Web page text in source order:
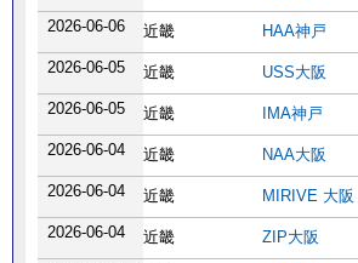
2026-06-06
近畿 HAA神戸
2026-06-05
近畿 USS大阪
2026-06-05
近畿 IMA神戸
2026-06-04
近畿 NAA大阪
2026-06-04
近畿 MIRIVE 大阪
2026-06-04
近畿 ZIP大阪